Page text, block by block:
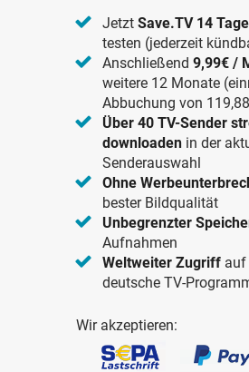
JetztSave.TV 14
testen (jederzeit
Anschließend9,99€ /
weitere 12 Monate
Abbuchung von
Über 40 TV-Sender
downloaden in der
Senderauswahl
Ohne
bester Bildqualität
Unbegrenzter
Aufnahmen
Weltweiter Zugriff auf
deutsche TV-
Wir akzeptieren: